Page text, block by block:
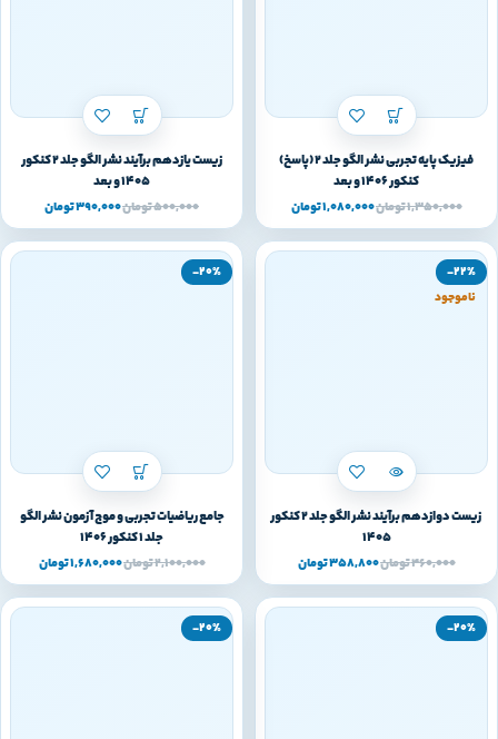
فیزیک پایه تجربی نشر الگو جلد 2 (پاسخ)
کنکور 1406 و بعد
1,350,000تومان1,080,000تومان
زیست یازدهم برآیند نشر الگو جلد 2 کنکور
1405 و بعد
500,000تومان390,000تومان
-22%
ناموجود
زیست دوازدهم برآیند نشر الگو جلد 2 کنکور
1405
460,000تومان358,800تومان
-20%
جامع ریاضیات تجربی و موج آزمون نشر الگو
جلد 1 کنکور 1406
2,100,000تومان1,680,000تومان
-20%
-20%